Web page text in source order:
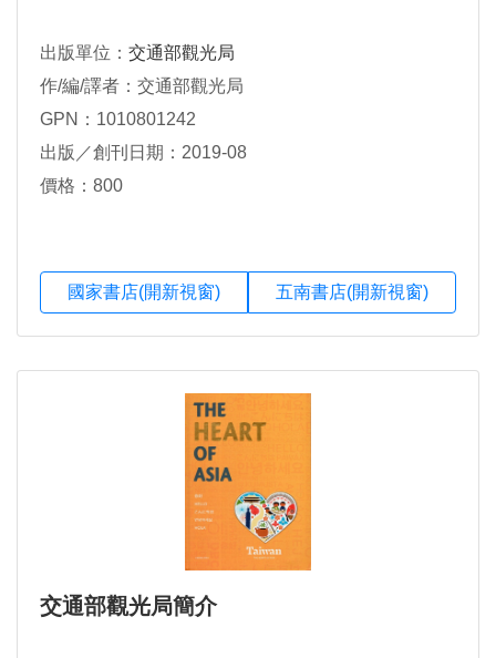
出版單位： 交通部觀光局
作/編/譯者：交通部觀光局
GPN：1010801242
出版／創刊日期：2019-08
價格：800
國家書店(開新視窗) 五南書店(開新視窗)
交通部觀光局簡介